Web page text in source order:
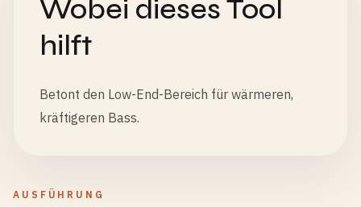
Wobei dieses Tool
hilft
Betont den Low-End-Bereich für wärmeren,
kräftigeren Bass.
AUSFÜHRUNG